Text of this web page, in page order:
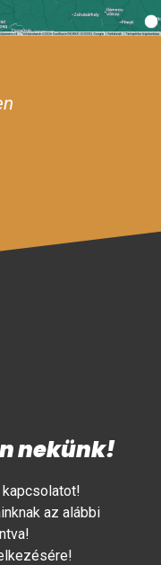
nekünk!
kapcsolatot!
az alábbi